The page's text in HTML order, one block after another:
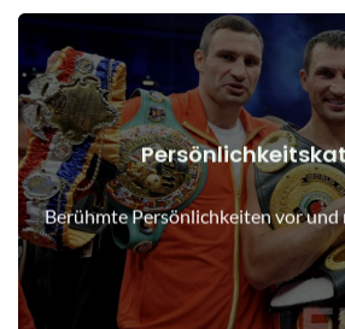
Berühmte Persönlichkeiten vor und
Menschen vor und nach
Details anzeigen